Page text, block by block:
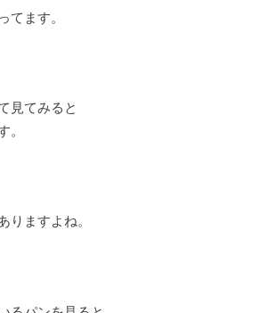
てます。
見てみると
。
りますよね。